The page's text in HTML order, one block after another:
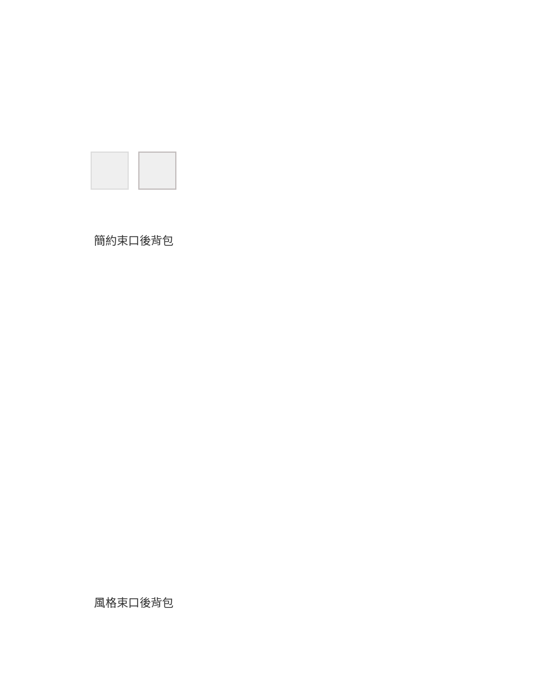
簡約束口後背包
風格束口後背包